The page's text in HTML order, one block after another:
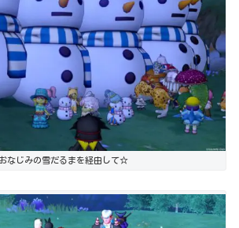
おなじみの雪だるまを経由して☆